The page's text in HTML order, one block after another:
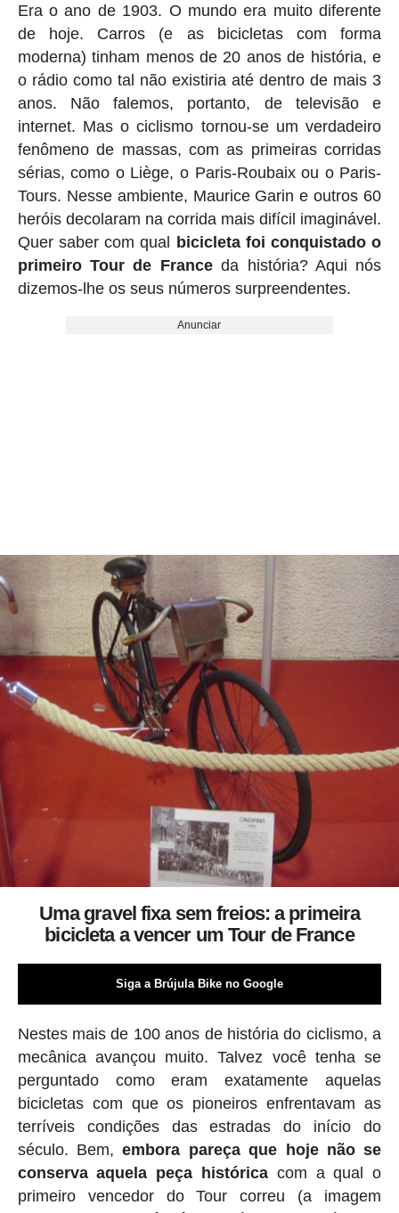
Era o ano de 1903. O mundo era muito diferente
de hoje. Carros (e as bicicletas com forma
moderna) tinham menos de 20 anos de história, e
o rádio como tal não existiria até dentro de mais 3
anos. Não falemos, portanto, de televisão e
internet. Mas o ciclismo tornou-se um verdadeiro
fenômeno de massas, com as primeiras corridas
sérias, como o Liège, o Paris-Roubaix ou o Paris-
Tours. Nesse ambiente, Maurice Garin e outros 60
heróis decolaram na corrida mais difícil imaginável.
Quer saber com qual bicicleta foi conquistado o
primeiro Tour de Franceda história? Aqui nós
dizemos-lhe os seus números surpreendentes.
Anunciar
Uma gravel fixa sem freios: a primeira
bicicleta a vencer um Tour de France
Siga a Brújula Bike no Google
Nestes mais de 100 anos de história do ciclismo, a
mecânica avançou muito. Talvez você tenha se
perguntado como eram exatamente aquelas
bicicletas com que os pioneiros enfrentavam as
terríveis condições das estradas do início do
século. Bem,embora pareça que hoje não se
conserva aquela peça histórica com a qual o
primeiro vencedor do Tour correu (a imagem